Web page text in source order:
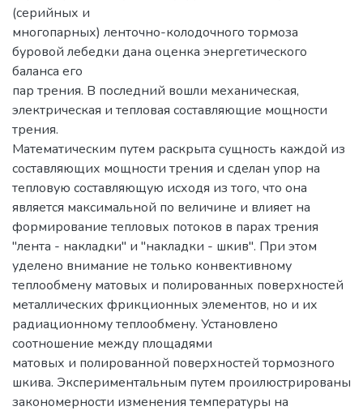
(серийных и
многопарных) ленточно-колодочного тормоза
буровой лебедки дана оценка энергетического
баланса его
пар трения. В последний вошли механическая,
электрическая и тепловая составляющие мощности
трения.
Математическим путем раскрыта сущность каждой из
составляющих мощности трения и сделан упор на
тепловую составляющую исходя из того, что она
является максимальной по величине и влияет на
формирование тепловых потоков в парах трения
"лента - накладки" и "накладки - шкив". При этом
уделено внимание не только конвективному
теплообмену матовых и полированных поверхностей
металлических фрикционных элементов, но и их
радиационному теплообмену. Установлено
соотношение между площадями
матовых и полированной поверхностей тормозного
шкива. Экспериментальным путем проилюстрированы
закономерности изменения температуры на